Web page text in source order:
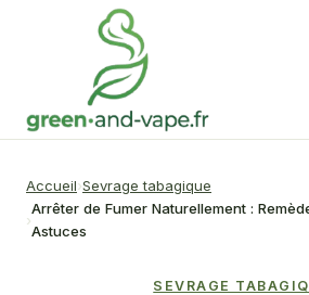
Accueil Sevrage tabagique
Arrêter de Fumer Naturellement :
Astuces
SEVRAGE